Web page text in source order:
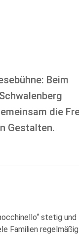
Beim
die
Gestalten.
stetig
Familien